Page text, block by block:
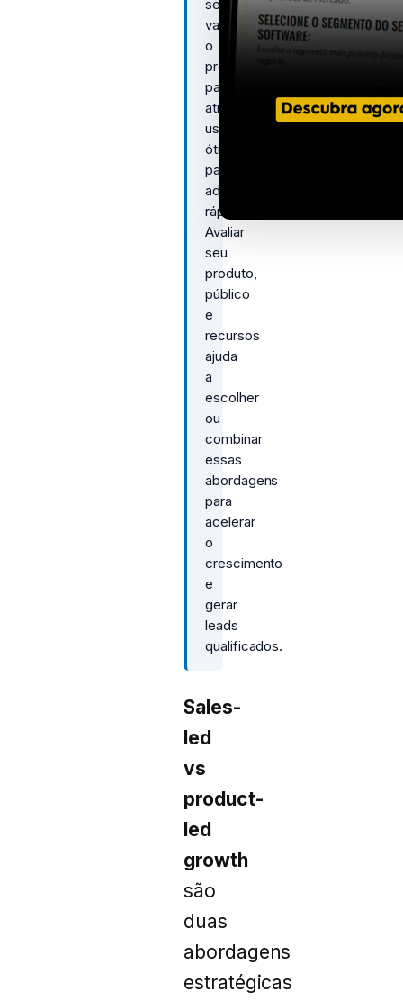
segunda
valoriza
o
produto
para
atrair
usuários,
ótima
para
adoção
rápida.
Avaliar
seu
produto,
público
e
recursos
ajuda
a
escolher
ou
combinar
essas
abordagens
para
acelerar
o
crescimento
e
gerar
leads
qualificados.
Sales-
led
vs
product-
led
growth
são
duas
abordagens
estratégicas